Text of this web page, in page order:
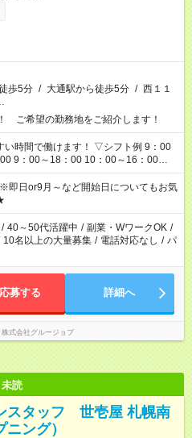
歩5分 / 大通駅から徒歩5分 / 西１１
ご希望の勤務地をご紹介します！
けます！ ▽シフト例 9：00
9：00～18：00 10：00～16：00
：00 17：00～21：00 その他勤務
■残業なし ■週3日～・1
即日or9月～など開始日についてもお気
/ 40～50代活躍中 / 副業・WワークOK /
10名以上の大量募集 / 電話対応なし / パ
応募する 詳細へ
株式会社グルージョブ
未読
スタッフ 世壱屋 札幌南
ング）